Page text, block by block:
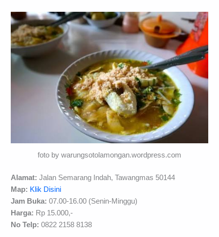
foto by warungsotolamongan.wordpress.com
Alamat: Jalan Semarang Indah, Tawangmas 50144
Map: Klik Disini
Jam Buka: 07.00-16.00 (Senin-Minggu)
Harga: Rp 15.000,-
No Telp: 0822 2158 8138